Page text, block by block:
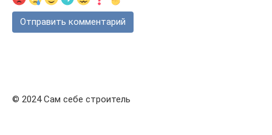
© 2024 Сам себе строитель